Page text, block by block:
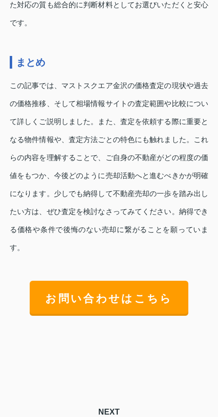
た対応の質も総合的に判断材料としてお選びいただくと安心
です。
まとめ
この記事では、マストスクエア金沢の価格査定の現状や過去
の価格推移、そして相場情報サイトの査定範囲や比較につい
て詳しくご説明しました。また、査定を依頼する際に重要と
なる物件情報や、査定方法ごとの特色にも触れました。これ
らの内容を理解することで、ご自身の不動産がどの程度の価
値をもつか、今後どのように売却活動へと進むべきかが明確
になります。少しでも納得して不動産売却の一歩を踏み出し
たい方は、ぜひ査定を検討なさってみてください。納得でき
る価格や条件で後悔のない売却に繋がることを願っていま
す。
お問い合わせはこちら
NEXT